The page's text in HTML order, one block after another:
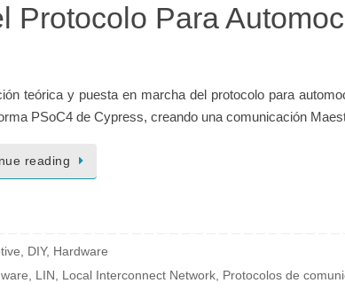
Protocolo Para
teórica y puesta en marcha del protocolo para
PSoC4 de Cypress, creando una comunicación
reading
, DIY, Hardware
, LIN , Local Interconnect Network, Protocolos de